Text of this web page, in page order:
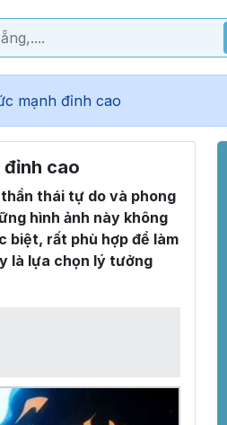
mạnh đỉnh cao
cao
thái tự do và phong
hình ảnh này không
biệt, rất phù hợp để làm
là lựa chọn lý tưởng